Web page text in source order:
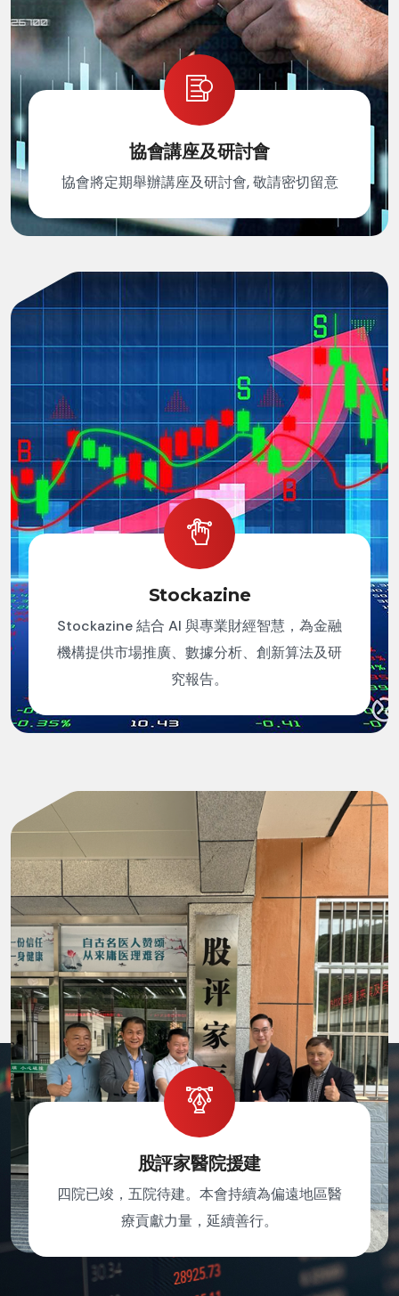
協會講座及研討會
協會將定期舉辦講座及研討會, 敬請密切留意
Stockazine
Stockazine 結合 AI 與專業財經智慧，為金融
機構提供市場推廣、數據分析、創新算法及研
究報告。
股評家醫院援建
四院已竣，五院待建。本會持續為偏遠地區醫
療貢獻力量，延續善行。